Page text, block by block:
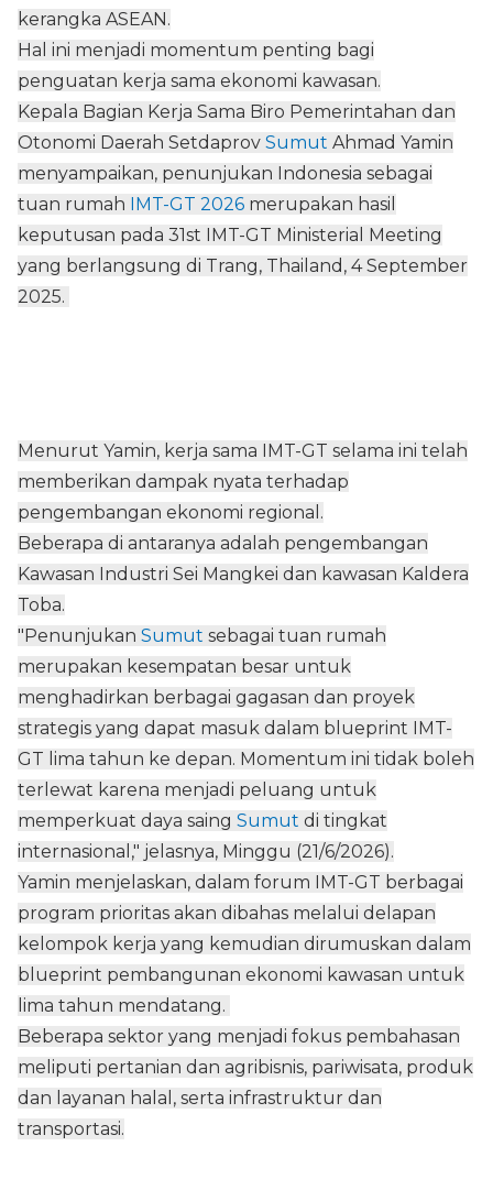
kerangka ASEAN.
Hal ini menjadi momentum penting bagi
penguatan kerja sama ekonomi kawasan.
Kepala Bagian Kerja Sama Biro Pemerintahan dan
Otonomi Daerah Setdaprov Sumut Ahmad Yamin
menyampaikan, penunjukan Indonesia sebagai
tuan rumah IMT-GT 2026 merupakan hasil
keputusan pada 31st IMT-GT Ministerial Meeting
yang berlangsung di Trang, Thailand, 4 September
2025.
Menurut Yamin, kerja sama IMT-GT selama ini telah
memberikan dampak nyata terhadap
pengembangan ekonomi regional.
Beberapa di antaranya adalah pengembangan
Kawasan Industri Sei Mangkei dan kawasan Kaldera
Toba.
"Penunjukan Sumut sebagai tuan rumah
merupakan kesempatan besar untuk
menghadirkan berbagai gagasan dan proyek
strategis yang dapat masuk dalam blueprint IMT-
GT lima tahun ke depan. Momentum ini tidak boleh
terlewat karena menjadi peluang untuk
memperkuat daya saing Sumut di tingkat
internasional," jelasnya, Minggu (21/6/2026).
Yamin menjelaskan, dalam forum IMT-GT berbagai
program prioritas akan dibahas melalui delapan
kelompok kerja yang kemudian dirumuskan dalam
blueprint pembangunan ekonomi kawasan untuk
lima tahun mendatang.
Beberapa sektor yang menjadi fokus pembahasan
meliputi pertanian dan agribisnis, pariwisata, produk
dan layanan halal, serta infrastruktur dan
transportasi.